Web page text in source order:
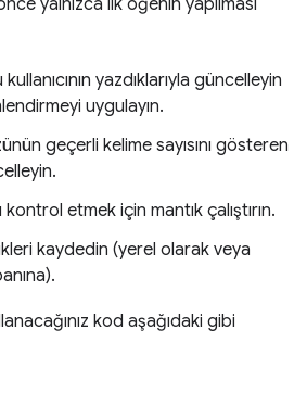
yalnızca ilk öğenin yapılması
yazdıklarıyla güncelleyin
uygulayın.
geçerli kelime sayısını gösteren
kontrol etmek için mantık çalıştırın.
kaydedin (yerel olarak veya
kod aşağıdaki gibi